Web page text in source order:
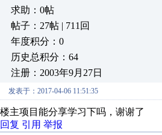
求助：0帖
帖子：27帖 | 711回
年度积分：0
历史总积分：64
注册：2003年9月27日
发表于：2017-04-06 11:51:35
楼主项目能分享学习下吗，谢谢了
回复 引用 举报